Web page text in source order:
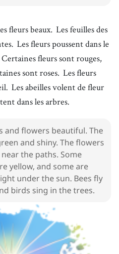
fleurs beaux. Les feuilles des
Les fleurs poussent dans le
Certaines fleurs sont rouges,
sont roses. Les fleurs
Les abeilles volent de fleur
dans les arbres.
and flowers beautiful. The
and shiny. The flowers
the paths. Some
yellow, and some are
under the sun. Bees fly
birds sing in the trees.